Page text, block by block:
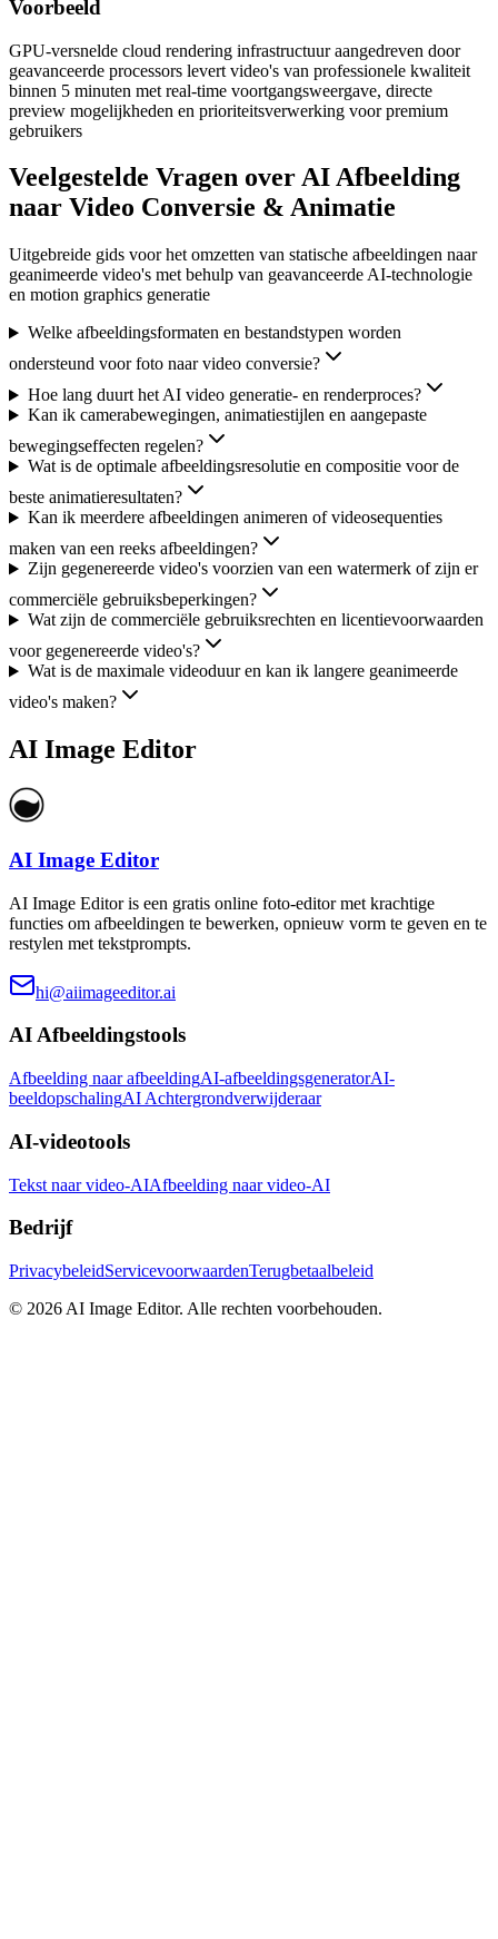
Voorbeeld
GPU-versnelde cloud rendering infrastructuur aangedreven door
geavanceerde processors levert video's van professionele kwaliteit
binnen 5 minuten met real-time voortgangsweergave, directe
preview mogelijkheden en prioriteitsverwerking voor premium
gebruikers
Veelgestelde Vragen over AI Afbeelding
naar Video Conversie & Animatie
Uitgebreide gids voor het omzetten van statische afbeeldingen naar
geanimeerde video's met behulp van geavanceerde AI-technologie
en motion graphics generatie
Welke afbeeldingsformaten en bestandstypen worden
ondersteund voor foto naar video conversie?
Hoe lang duurt het AI video generatie- en renderproces?
Kan ik camerabewegingen, animatiestijlen en aangepaste
bewegingseffecten regelen?
Wat is de optimale afbeeldingsresolutie en compositie voor de
beste animatieresultaten?
Kan ik meerdere afbeeldingen animeren of videosequenties
maken van een reeks afbeeldingen?
Zijn gegenereerde video's voorzien van een watermerk of zijn er
commerciële gebruiksbeperkingen?
Wat zijn de commerciële gebruiksrechten en licentievoorwaarden
voor gegenereerde video's?
Wat is de maximale videoduur en kan ik langere geanimeerde
video's maken?
AI Image Editor
AI Image Editor
AI Image Editor is een gratis online foto-editor met krachtige
functies om afbeeldingen te bewerken, opnieuw vorm te geven en te
restylen met tekstprompts.
hi@aiimageeditor.ai
AI Afbeeldingstools
Afbeelding naar afbeeldingAI-afbeeldingsgeneratorAI-
beeldopschalingAI Achtergrondverwijderaar
AI-videotools
Tekst naar video-AIAfbeelding naar video-AI
Bedrijf
PrivacybeleidServicevoorwaardenTerugbetaalbeleid
© 2026 AI Image Editor. Alle rechten voorbehouden.